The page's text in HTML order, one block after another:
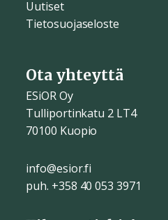
Uutiset
Tietosuojaseloste
Ota yhteyttä
ESiOR Oy
Tulliportinkatu 2 LT4
70100 Kuopio
info@esior.fi
puh. +358 40 053 3971